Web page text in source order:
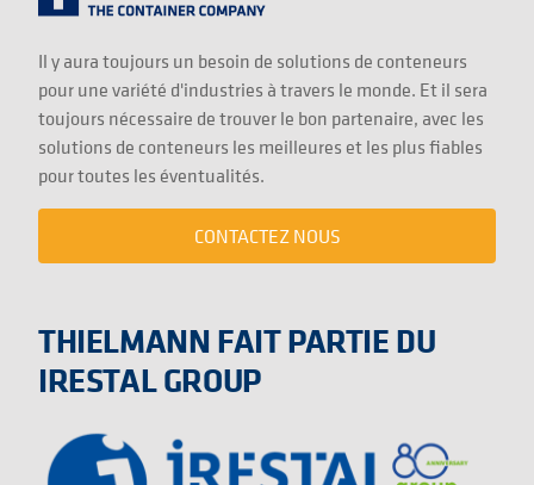
Il y aura toujours un besoin de solutions de conteneurs
pour une variété d'industries à travers le monde. Et il sera
toujours nécessaire de trouver le bon partenaire, avec les
solutions de conteneurs les meilleures et les plus fiables
pour toutes les éventualités.
CONTACTEZ NOUS
THIELMANN FAIT PARTIE DU
IRESTAL GROUP